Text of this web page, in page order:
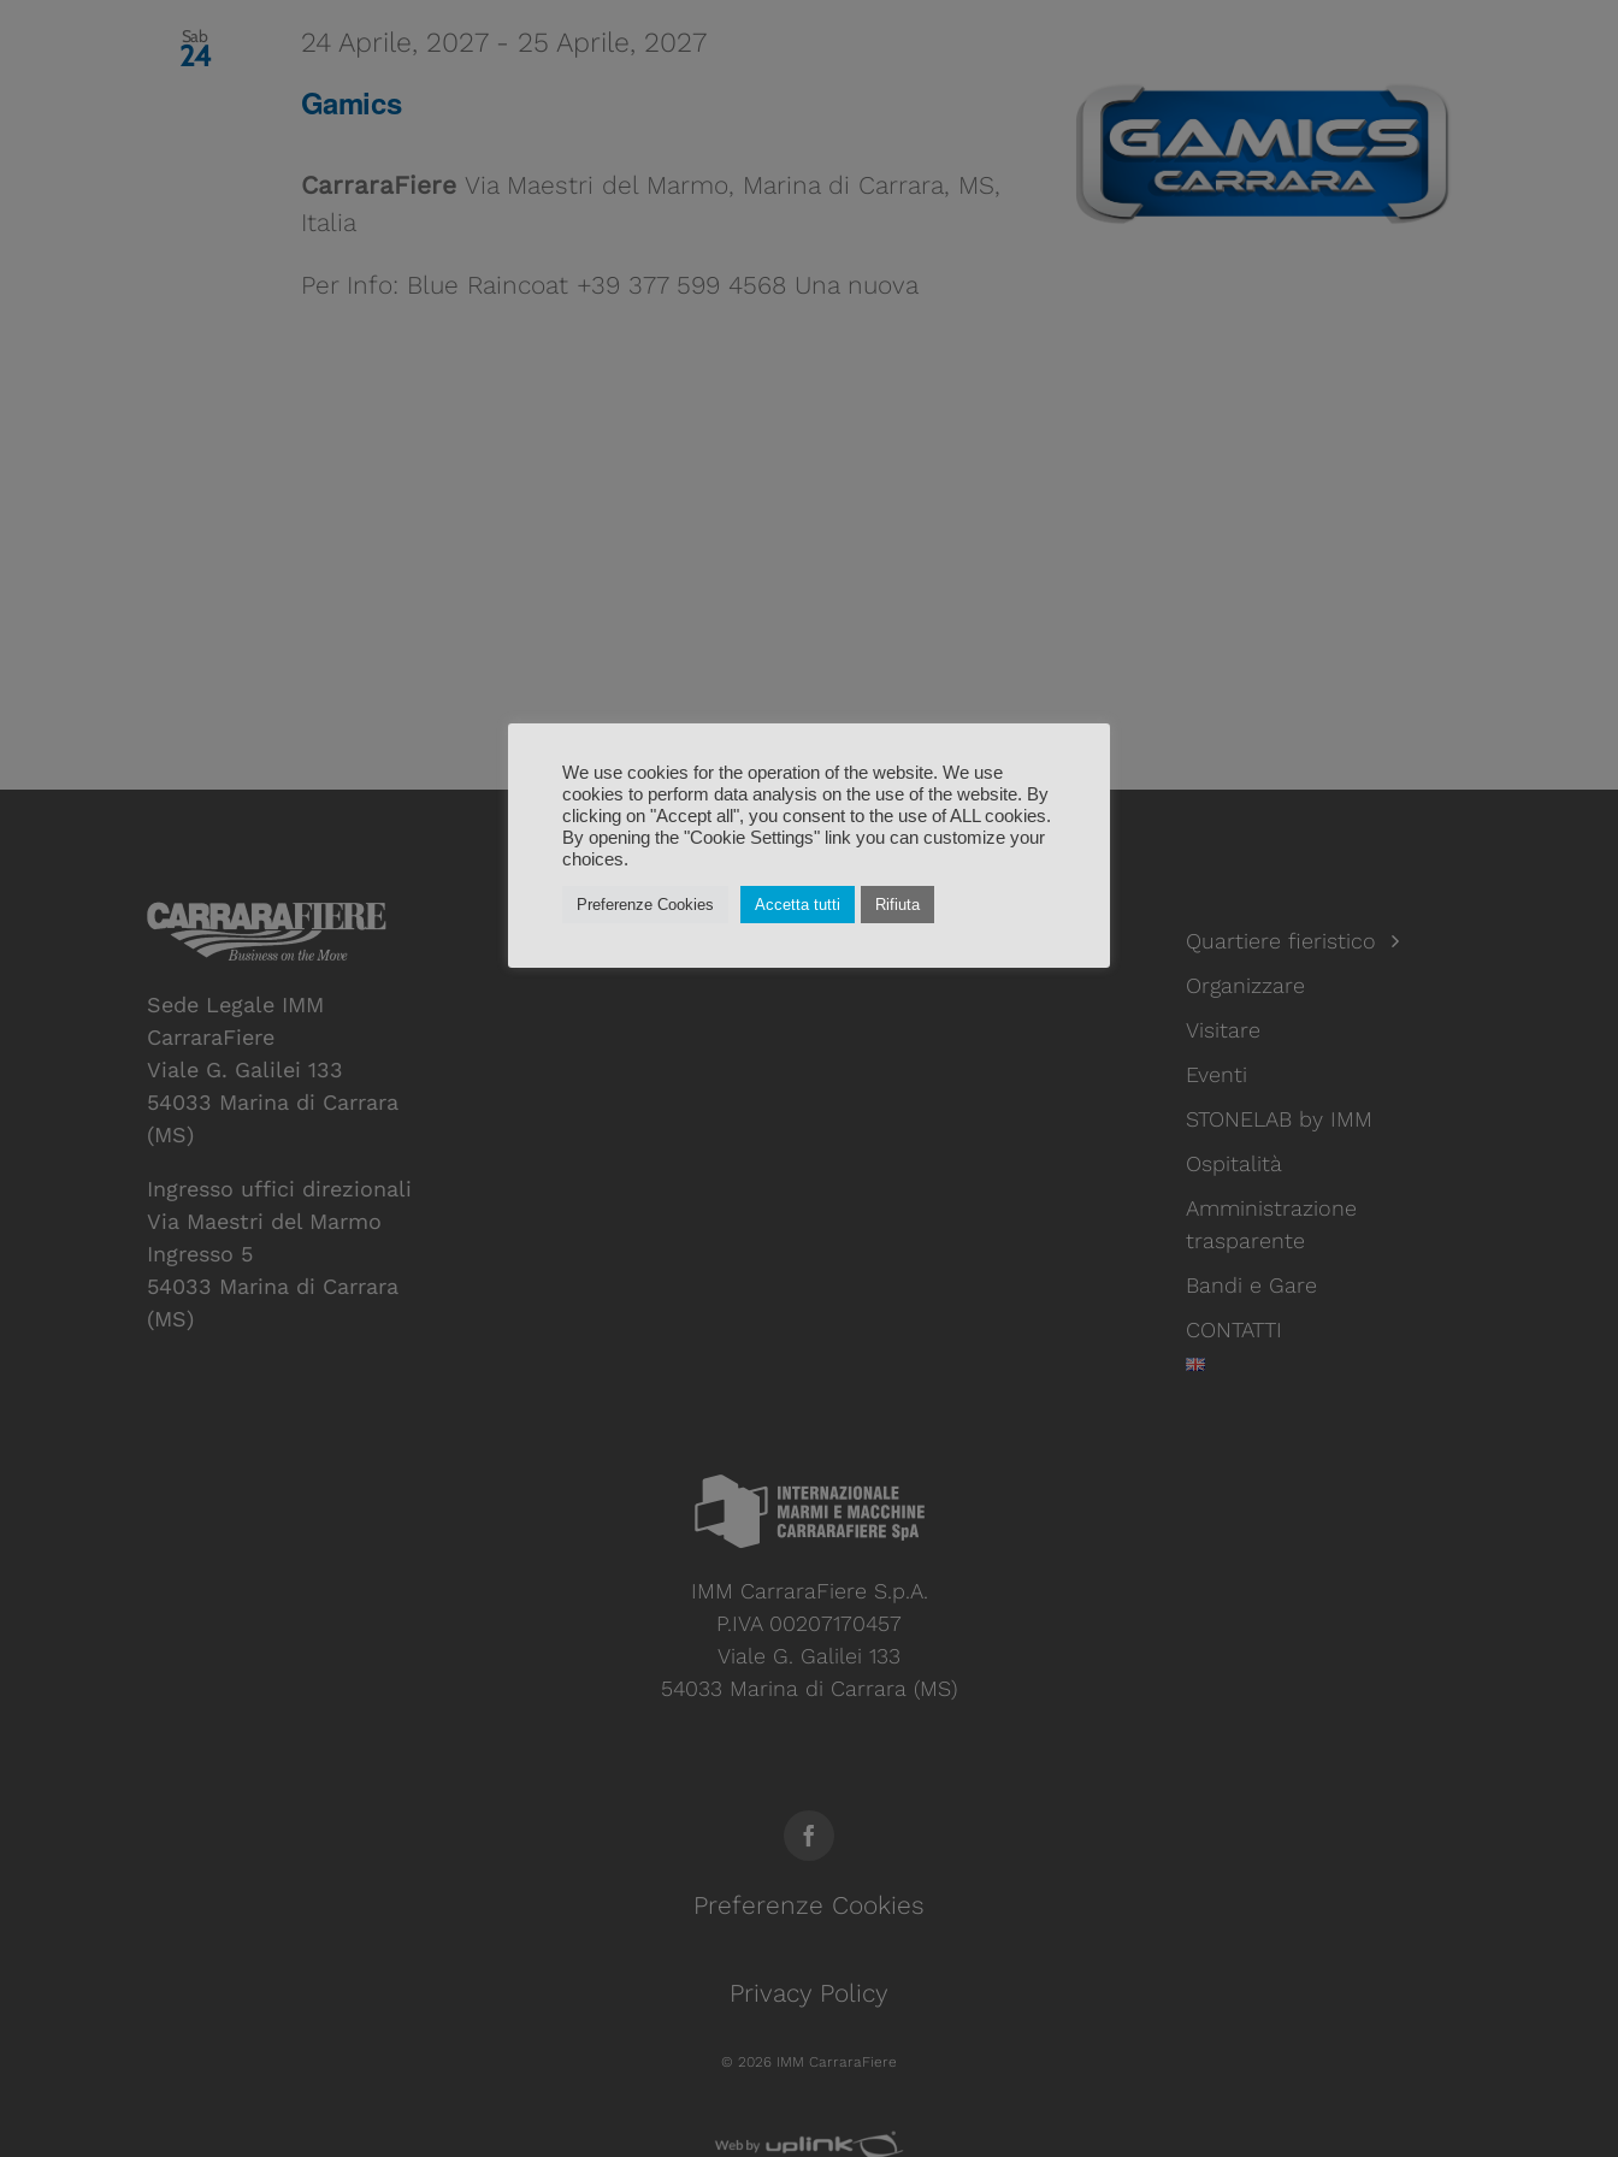
Sab
24
Gamics
24 Aprile, 2027- 25 Aprile, 2027
CarraraFiere Via Maestri del Marmo, Marina di Carrara, MS,
Italia
Per Info: Blue Raincoat +39 377 599 4568 Una nuova
Sede Legale IMM
CarraraFiere
Viale G. Galilei 133
54033 Marina di Carrara
(MS)
Ingresso uffici direzionali
Via Maestri del Marmo
Ingresso 5
54033 Marina di Carrara
(MS)
Quartiere fieristico
Organizzare
Visitare
Eventi
STONELAB by IMM
Ospitalità
Amministrazione
trasparente
Bandi e Gare
CONTATTI
IMM CarraraFiere S.p.A.
P.IVA 00207170457
Viale G. Galilei 133
54033 Marina di Carrara (MS)
Preferenze Cookies
Privacy Policy
© 2026 IMM CarraraFiere
We use cookies for the operation of the website. We use
cookies to perform data analysis on the use of the website. By
clicking on "Accept all", you consent to the use of ALL cookies.
By opening the "Cookie Settings" link you can customize your
choices.
Preferenze Cookies Accetta tutti Rifiuta